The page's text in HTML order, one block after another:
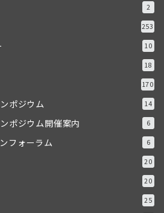
2
253
10
18
170
ポジウム 14
ポジウム開催案内 6
フォーラム 6
20
20
25